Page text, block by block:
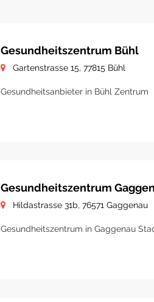
Gesundheitszentrum Bühl
Gartenstrasse 15, 77815 Bühl
Gesundheitsanbieter in Bühl Zentrum
Gesundheitszentrum
Hildastrasse 31b, 76571 Gaggenau
Gesundheitszentrum in Gaggenau